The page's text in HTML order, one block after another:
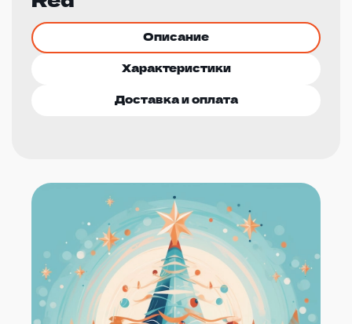
Описание
Характеристики
Доставка и оплата